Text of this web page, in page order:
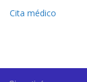
Cita médico